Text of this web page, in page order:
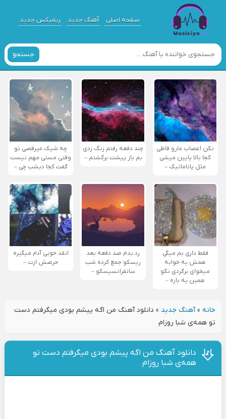
صفحه اصلی آهنگ جدید ریمیکس جدید
جستجو
نکن اعصاب مارو قاطی
کجا بالا پایین میشی
مثل پاناماتیک –
چند دفعه رفتم زنگ زدی
بم باز پیشت برگشتم –
چه شیک میرقصی تو
وقتی مستی مهم نیست
گفت کجا دیشب چی –
فقط داری بم میگی
همش یه خوابه
میخوای برگردی نگو
همین یه باره –
رد بدم صد دفعه بعد
ریسکو جمع کرده شب
سانفرانسیسکو –
انقد خوبی آدم میگیره
حرصش ازت –
خانه»آهنگ جدید » دانلود آهنگ من اگه پیشم بودی میگرفتم دست
تو همه‌ی شبا روزام
دانلود آهنگ من اگه پیشم بودی میگرفتم دست تو
همه‌ی شبا روزام